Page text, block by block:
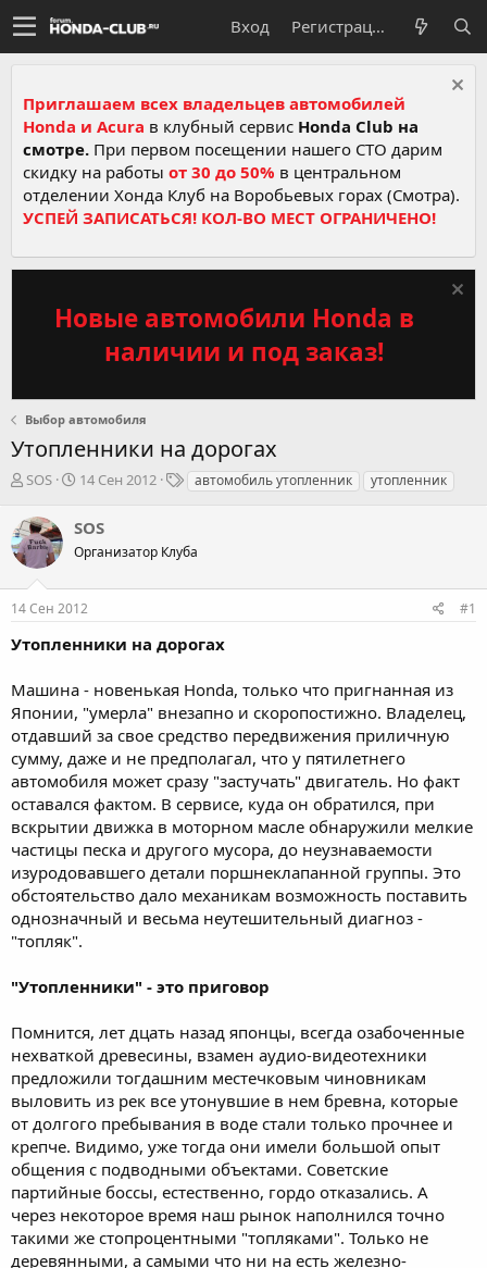
Вход Регистрация
Приглашаем всех владельцев автомобилей
Honda и Acura в клубный сервис Honda Club на
смотре. При первом посещении нашего СТО дарим
скидку на работы от 30 до 50% в центральном
отделении Хонда Клуб на Воробьевых горах (Смотра).
УСПЕЙ ЗАПИСАТЬСЯ! КОЛ-ВО МЕСТ ОГРАНИЧЕНО!
Новые автомобили Honda в
наличии и под заказ!
Выбор автомобиля
Утопленники на дорогах
А
т
о
р
м
SOS
Д
а
н
а
а
14 Сен 2012
Т автомобиль утопленник утопленник
SOS
Организатор Клуба
14 Сен 2012 #1
Утопленники на дорогах
Машина - новенькая Honda, только что пригнанная из
Японии, "умерла" внезапно и скоропостижно. Владелец,
отдавший за свое средство передвижения приличную
сумму, даже и не предполагал, что у пятилетнего
автомобиля может сразу "застучать" двигатель. Но факт
оставался фактом. В сервисе, куда он обратился, при
вскрытии движка в моторном масле обнаружили мелкие
частицы песка и другого мусора, до неузнаваемости
изуродовавшего детали поршнеклапанной группы. Это
обстоятельство дало механикам возможность поставить
однозначный и весьма неутешительный диагноз -
"топляк".
"Утопленники" - это приговор
Помнится, лет дцать назад японцы, всегда озабоченные
нехваткой древесины, взамен аудио-видеотехники
предложили тогдашним местечковым чиновникам
выловить из рек все утонувшие в нем бревна, которые
от долгого пребывания в воде стали только прочнее и
крепче. Видимо, уже тогда они имели большой опыт
общения с подводными объектами. Советские
партийные боссы, естественно, гордо отказались. А
через некоторое время наш рынок наполнился точно
такими же стопроцентными "топляками". Только не
деревянными, а самыми что ни на есть железно-